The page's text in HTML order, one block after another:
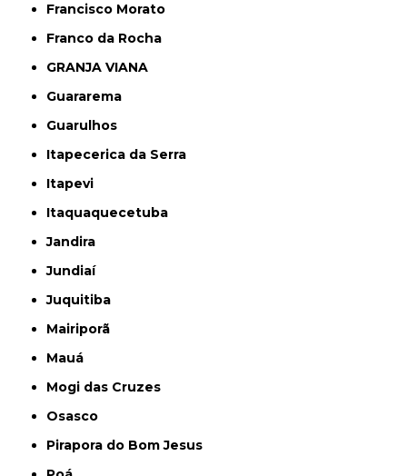
Francisco Morato
Franco da Rocha
GRANJA VIANA
Guararema
Guarulhos
Itapecerica da Serra
Itapevi
Itaquaquecetuba
Jandira
Jundiaí
Juquitiba
Mairiporã
Mauá
Mogi das Cruzes
Osasco
Pirapora do Bom Jesus